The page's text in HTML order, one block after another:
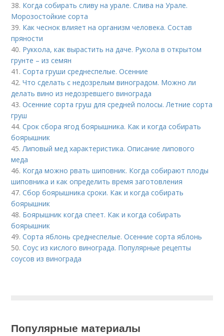
38. Когда собирать сливу на урале. Слива на Урале.
Морозостойкие сорта
39. Как чеснок влияет на организм человека. Состав
пряности
40. Руккола, как вырастить на даче. Рукола в открытом
грунте – из семян
41.Сорта груши среднеспелые. Осенние
42.Что сделать с недозрелым виноградом. Можно ли
делать вино из недозревшего винограда
43.Осенние сорта груш для средней полосы. Летние сорта
груш
44.Срок сбора ягод боярышника. Как и когда собирать
боярышник
45.Липовый мед характеристика. Описание липового
меда
46. Когда можно рвать шиповник. Когда собирают плоды
шиповника и как определить время заготовления
47.Сбор боярышника сроки. Как и когда собирать
боярышник
48. Боярышник когда спеет. Как и когда собирать
боярышник
49.Сорта яблонь среднеспелые. Осенние сорта яблонь
50.Соус из кислого винограда. Популярные рецепты
соусов из винограда
Популярные материалы